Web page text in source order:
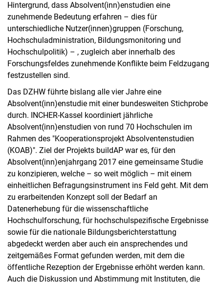
Hintergrund, dass Absolvent(inn)enstudien eine
zunehmende Bedeutung erfahren – dies für
unterschiedliche Nutzer(innen)gruppen (Forschung,
Hochschuladministration, Bildungsmonitoring und
Hochschulpolitik) – , zugleich aber innerhalb des
Forschungsfeldes zunehmende Konflikte beim Feldzugang
festzustellen sind.
Das DZHW führte bislang alle vier Jahre eine
Absolvent(inn)enstudie mit einer bundesweiten Stichprobe
durch. INCHER-Kassel koordiniert jährliche
Absolvent(inn)enstudien von rund 70 Hochschulen im
Rahmen des "Kooperationsprojekt Absolventenstudien
(KOAB)". Ziel der Projekts buildAP war es, für den
Absolvent(inn)enjahrgang 2017 eine gemeinsame Studie
zu konzipieren, welche – so weit möglich – mit einem
einheitlichen Befragungsinstrument ins Feld geht. Mit dem
zu erarbeitenden Konzept soll der Bedarf an
Datenerhebung für die wissenschaftliche
Hochschulforschung, für hochschulspezifische Ergebnisse
sowie für die nationale Bildungsberichterstattung
abgedeckt werden aber auch ein ansprechendes und
zeitgemäßes Format gefunden werden, mit dem die
öffentliche Rezeption der Ergebnisse erhöht werden kann.
Auch die Diskussion und Abstimmung mit Instituten, die